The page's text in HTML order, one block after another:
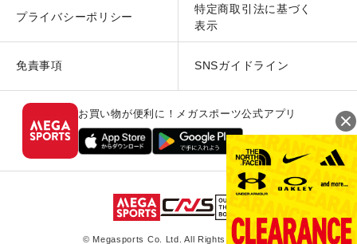
プライバシーポリシー
特定商取引法に基づく
表示
免責事項 SNSガイドライン
お買い物が便利に！メガスポーツ公式アプリ
© Megasports Co. Ltd. All Rights Reserved.